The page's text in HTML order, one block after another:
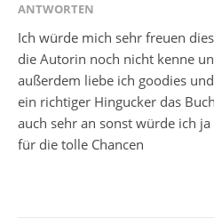
ANTWORTEN
Ich würde mich sehr freuen
die Autorin noch nicht kenne
außerdem liebe ich goodies
ein richtiger Hingucker das
auch sehr an sonst würde ich
für die tolle Chancen